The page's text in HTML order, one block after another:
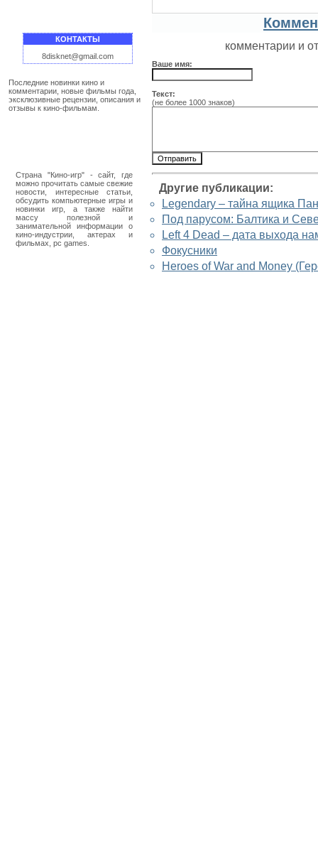
КОНТАКТЫ
8disknet@gmail.com
Последние новинки кино и
комментарии, новые фильмы года,
эксклюзивные рецензии, описания и
отзывы к кино-фильмам.
Страна "Кино-игр" - сайт, где
можно прочитать самые свежие
новости, интересные статьи,
обсудить компьютерные игры и
новинки игр, а также найти
массу полезной и
занимательной информации о
кино-индустрии, актерах и
фильмах, pc games.
комментарии и
Ваше имя:
Текст:
(не более 1000 знаков)
Другие публикации:
Legendary – тайна ящика
Под парусом: Балтика и
Left 4 Dead – дата выхода
Фокусники
Heroes of War and Money